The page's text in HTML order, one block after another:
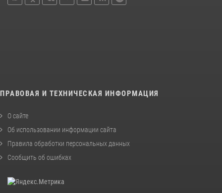
ПРАВОВАЯ И ТЕХНИЧЕСКАЯ ИНФОРМАЦИЯ
О сайте
Об использовании информации сайта
Правила обработки персональных данных
Сообщить об ошибках